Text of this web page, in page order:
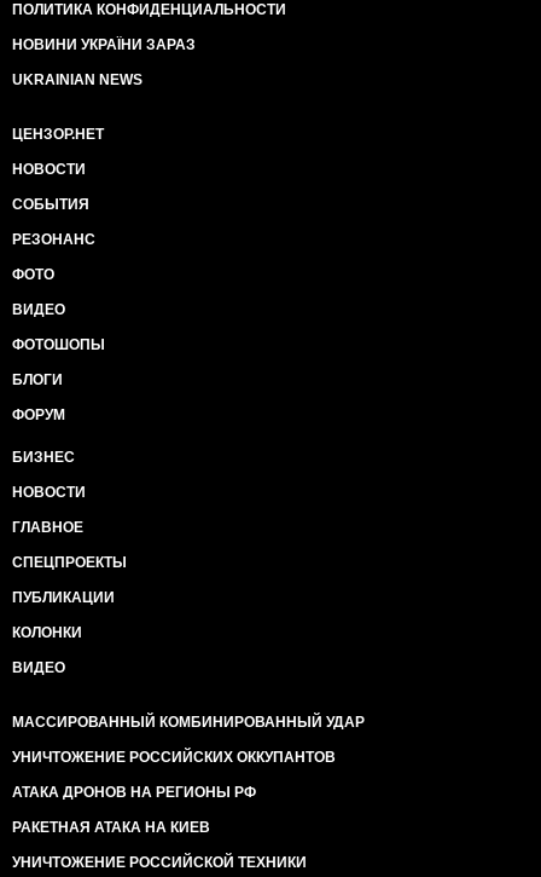
ПОЛИТИКА КОНФИДЕНЦИАЛЬНОСТИ
НОВИНИ УКРАЇНИ ЗАРАЗ
UKRAINIAN NEWS
ЦЕНЗОР.НЕТ
НОВОСТИ
СОБЫТИЯ
РЕЗОНАНС
ФОТО
ВИДЕО
ФОТОШОПЫ
БЛОГИ
ФОРУМ
БИЗНЕС
НОВОСТИ
ГЛАВНОЕ
СПЕЦПРОЕКТЫ
ПУБЛИКАЦИИ
КОЛОНКИ
ВИДЕО
МАССИРОВАННЫЙ КОМБИНИРОВАННЫЙ УДАР
УНИЧТОЖЕНИЕ РОССИЙСКИХ ОККУПАНТОВ
АТАКА ДРОНОВ НА РЕГИОНЫ РФ
РАКЕТНАЯ АТАКА НА КИЕВ
УНИЧТОЖЕНИЕ РОССИЙСКОЙ ТЕХНИКИ